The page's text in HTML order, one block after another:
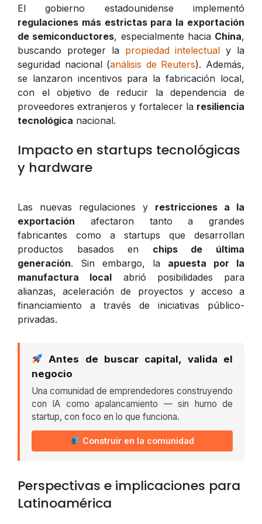
El gobierno estadounidense implementó
regulaciones más estrictas para la exportación
de semiconductores, especialmente hacia China,
buscando proteger la propiedad intelectual y la
seguridad nacional (análisis de Reuters). Además,
se lanzaron incentivos para la fabricación local,
con el objetivo de reducir la dependencia de
proveedores extranjeros y fortalecer la resiliencia
tecnológica nacional.
Impacto en startups tecnológicas
y hardware
Las nuevas regulaciones y restricciones a la
exportación afectaron tanto a grandes
fabricantes como a startups que desarrollan
productos basados en chips de última
generación. Sin embargo, la apuesta por la
manufactura local abrió posibilidades para
alianzas, aceleración de proyectos y acceso a
financiamiento a través de iniciativas público-
privadas.
Antes de buscar capital, valida el
negocio
Una comunidad de emprendedores construyendo
con IA como apalancamiento — sin humo de
startup, con foco en lo que funciona.
Construir en la comunidad
Perspectivas e implicaciones para
Latinoamérica